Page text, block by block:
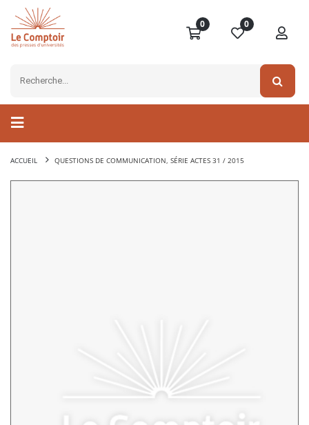
0 0
ACCUEIL QUESTIONS DE COMMUNICATION, SÉRIE ACTES 31 / 2015